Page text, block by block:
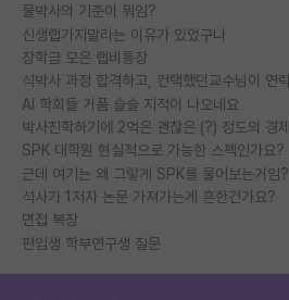
물박사의 기준이 뭐임?
신생랩가지말라는 이유가 있었구나
장학금 모은 랩비통장
AI 학회들 거품 슬슬 지적이 나오네요
SPK 대학원 현실적으로 가능한 스펙인가요?
근데 여기는 왜 그렇게 SPK를 물어보는거임?
석사가 1저자 논문 가져가는게 흔한건가요?
면접 복장
편입생 학부연구생 질문